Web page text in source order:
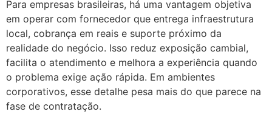
Para empresas brasileiras, há uma vantagem objetiva
em operar com fornecedor que entrega infraestrutura
local, cobrança em reais e suporte próximo da
realidade do negócio. Isso reduz exposição cambial,
facilita o atendimento e melhora a experiência quando
o problema exige ação rápida. Em ambientes
corporativos, esse detalhe pesa mais do que parece na
fase de contratação.